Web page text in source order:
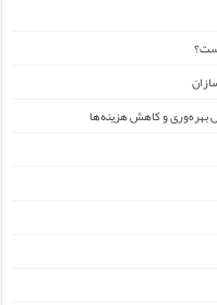
بهره‌وری و کاهش هزینه‌ها